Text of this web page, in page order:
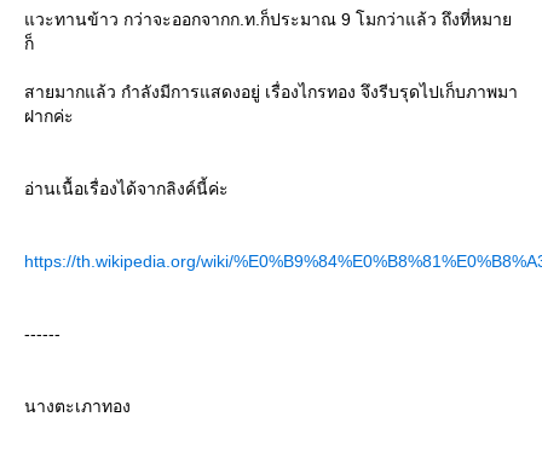
วะทานข้าว กว่าจะออกจากก.ท.ก็ประมาณ 9 โมกว่าแล้ว ถึงที่หมา
ก็
สายมากแล้ว กำลังมีการแสดงอยู่ เรื่องไกรทอง จึงรีบรุดไปเก็บภาพมา
ฝากค่ะ
อ่านเนื้อเรื่องได้จากลิงค์นี้ค่ะ
https://th.wikipedia.org/wiki/
------
นางตะเภาทอง